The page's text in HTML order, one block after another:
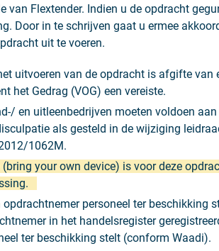
van Flextender. Indien u de opdracht
Door in te schrijven gaat u ermee
uit te voeren.
uitvoeren van de opdracht is afgifte van
het Gedrag (VOG) een vereiste.
en uitleenbedrijven moeten voldoen
als gesteld in de wijziging
1062M.
(bring your own device) is voor deze
opdrachtnemer personeel ter beschikking
in het handelsregister
ter beschikking stelt (conform Waadi).